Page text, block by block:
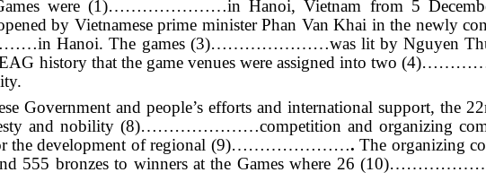
Games were (1)…………………in Hanoi, Vietnam from 5
by Vietnamese prime minister Phan Van Khai in the newly
Hanoi. The games (3)…………………was lit by Nguyen
history that the game venues were assigned into two
and people’s efforts and international support, the 22
and nobility (8)…………………competition and organizing
for the development of regional (9)………………….The organizing
and 555 bronzes to winners at the Games where 26